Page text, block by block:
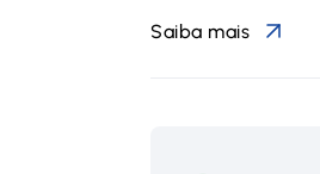
Saiba mais